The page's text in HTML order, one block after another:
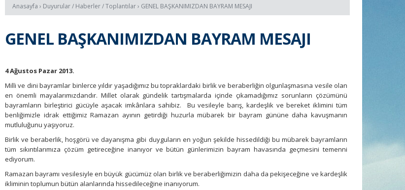
Anasayfa › Duyurular/ Haberler/Toplantılar› GENEL BAŞKANIMIZDAN BAYRAM MESAJI
GENEL BAŞKANIMIZDAN BAYRAM MESAJI
4 Ağustos Pazar 2013.
Milli ve dini bayramlar binlerce yıldır yaşadığımız bu topraklardaki birlik ve beraberliğin olgunlaşmasına vesile olan
en önemli mayalarımızdandır. Millet olarak gündelik tartışmalarda içinde çıkamadığımız sorunların çözümünü
bayramların birleştirici gücüyle aşacak imkânlara sahibiz. Bu vesileyle barış, kardeşlik ve bereket iklimini tüm
benliğimizle idrak ettiğimiz Ramazan ayının getirdiği huzurla mübarek bir bayram gününe daha kavuşmanın
mutluluğunu yaşıyoruz.
Birlik ve beraberlik, hoşgörü ve dayanışma gibi duyguların en yoğun şekilde hissedildiği bu mübarek bayramların
tüm sıkıntılarımıza çözüm getireceğine inanıyor ve bütün günlerimizin bayram havasında geçmesini temenni
ediyorum.
Ramazan bayramı vesilesiyle en büyük gücümüz olan birlik ve beraberliğimizin daha da pekişeceğine ve kardeşlik
ikliminin toplumun bütün alanlarında hissedileceğine inanıyorum.